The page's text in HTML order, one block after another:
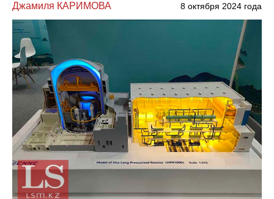
Джамиля КАРИМОВА 8 октября 2024 года